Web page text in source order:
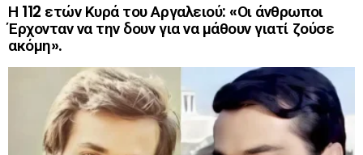
Η 112 ετών Κυρά του Αργαλειού: «Οι άνθρωποι
Έρχονταν να την δουν για να μάθουν γιατί ζούσε
ακόμη».